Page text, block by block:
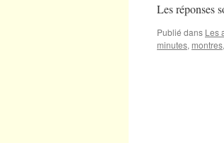
Les réponses
Publié dans Les
minutes, montres,